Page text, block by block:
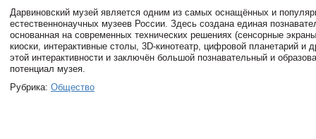
Дарвиновский музей является одним из самых оснащённых и
естественнонаучных музеев России. Здесь создана единая
основанная на современных технических решениях (сенсорные
киоски, интерактивные столы, 3D-кинотеатр, цифровой планетарий и
этой интерактивности и заключён большой познавательный и
потенциал музея.
Рубрика: Общество